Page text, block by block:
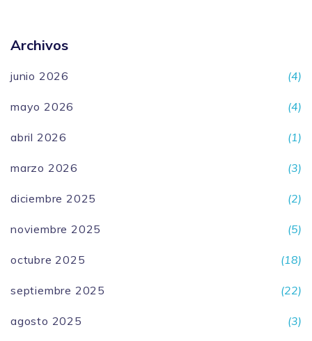
Archivos
junio 2026 (4)
mayo 2026 (4)
abril 2026 (1)
marzo 2026 (3)
diciembre 2025 (2)
noviembre 2025 (5)
octubre 2025 (18)
septiembre 2025 (22)
agosto 2025 (3)